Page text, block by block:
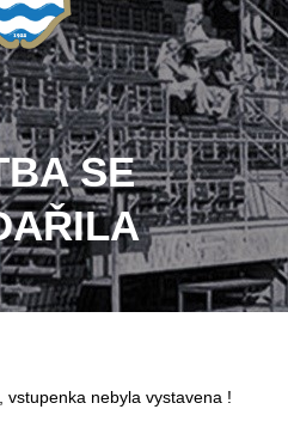
SE
vstupenka nebyla vystavena !